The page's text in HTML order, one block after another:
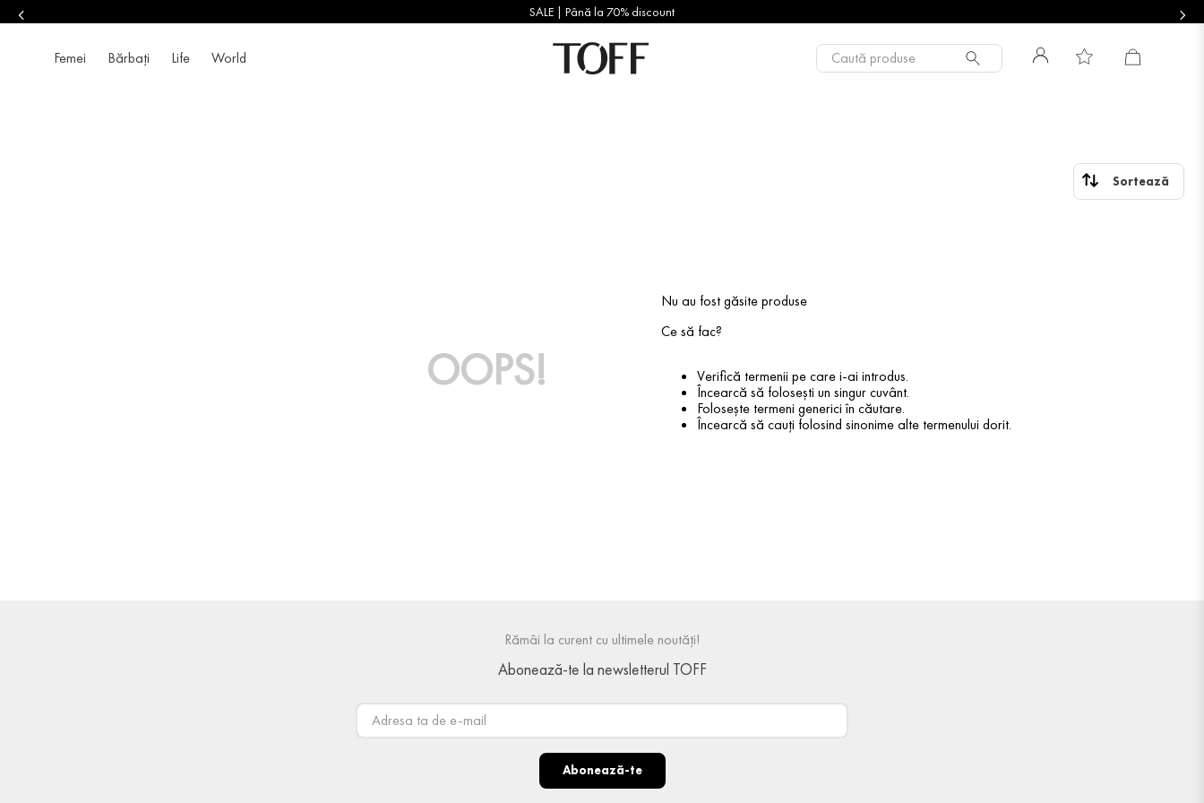
SALE | Până la 70% discount
Femei Bărbați Life World Caută produse
OOPS!
Nu au fost găsite produse
Ce să fac?
Verifică termenii pe care i-ai introdus.
Încearcă să folosești un singur cuvânt.
Folosește termeni generici în căutare.
Încearcă să cauți folosind sinonime alte termenului dorit.
Rămâi la curent cu ultimele noutăți!
Abonează-te la newsletterul TOFF
Abonează-te